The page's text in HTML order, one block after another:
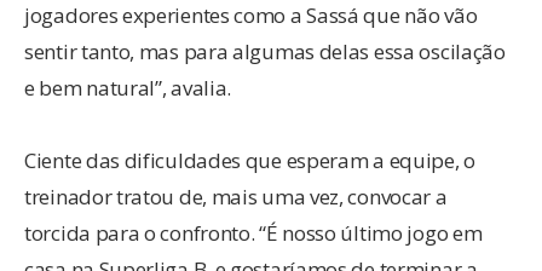
jogadores experientes como a Sassá que não vão
sentir tanto, mas para algumas delas essa oscilação
e bem natural”, avalia.
Ciente das dificuldades que esperam a equipe, o
treinador tratou de, mais uma vez, convocar a
torcida para o confronto. “É nosso último jogo em